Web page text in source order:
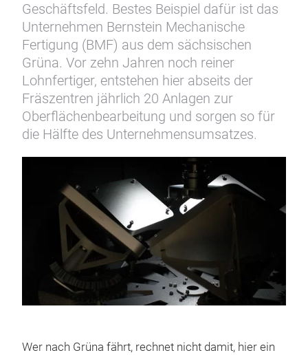
Geschäftsfeld. Bestes Beispiel dafür ist das
Unternehmen Bernstein Mechanische
Fertigung (BMF) aus dem sächsischen
Grüna. Vor zehn Jahren noch reiner
Lohnfertiger, entstehen hier abseits der
Fräszentren jährlich 20 Anlagen zur
Oberflächenbearbeitung und sorgen so für
die Hälfte des Unternehmensumsatzes.
Wer nach Grüna fährt, rechnet nicht damit, hier ein